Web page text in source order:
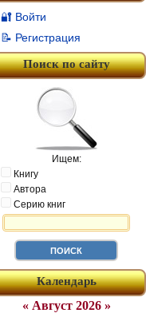
🔐 Войти
📝 Регистрация
Поиск по сайту
Ищем:
Книгу
Автора
Серию книг
Календарь
« Август 2026 »